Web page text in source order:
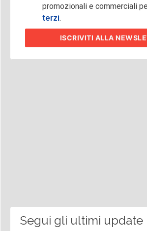
promozionali e commerciali
terzi.
ISCRIVITI ALLA
Segui gli ultimi update